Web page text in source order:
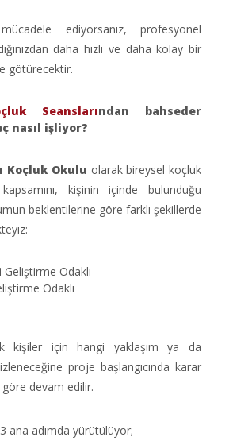
ediyorsanız, profesyonel
daha hızlı ve daha kolay bir
götürecektir.
Seanslarından bahseder
nasıl işliyor?
Koçluk Okulu olarak bireysel koçluk
kişinin içinde bulunduğu
beklentilerine göre farklı şekillerde
Odaklı
Odaklı
kişiler için hangi yaklaşım ya da
proje başlangıcında karar
devam edilir.
ana adımda yürütülüyor;